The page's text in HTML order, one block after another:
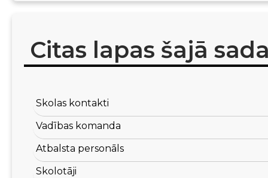
Citas lapas šajā
Skolas kontakti
Vadības komanda
Atbalsta personāls
Skolotāji